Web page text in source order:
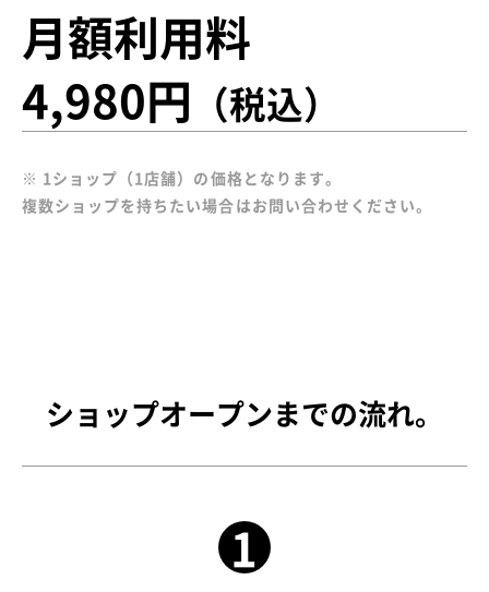
月額利用料
4,980円 （税込）
※ 1ショップ（1店舗）の価格となります。
複数ショップを持ちたい場合はお問い合わせください。
ショップオープンまでの流れ。